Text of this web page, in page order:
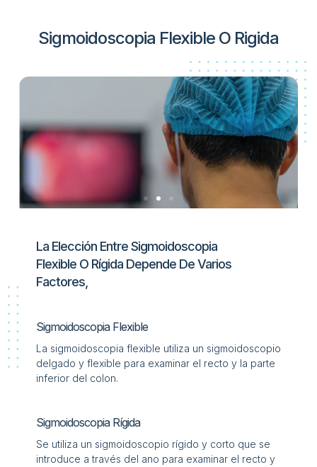
Sigmoidoscopia Flexible O Rigida
La Elección Entre Sigmoidoscopia
Flexible O Rígida Depende De Varios
Factores,
Sigmoidoscopia Flexible
La sigmoidoscopia flexible utiliza un sigmoidoscopio
delgado y flexible para examinar el recto y la parte
inferior del colon.
Sigmoidoscopia Rígida
Se utiliza un sigmoidoscopio rígido y corto que se
introduce a través del ano para examinar el recto y